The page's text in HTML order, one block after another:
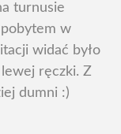
turnusie
w
widać było
ręczki. Z
dumni :)